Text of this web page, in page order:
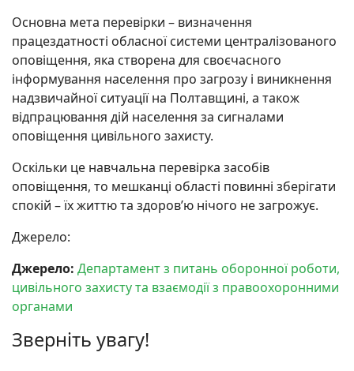
Основна мета перевірки – визначення
працездатності обласної системи централізованого
оповіщення, яка створена для своєчасного
інформування населення про загрозу і виникнення
надзвичайної ситуації на Полтавщині, а також
відпрацювання дій населення за сигналами
оповіщення цивільного захисту.
Оскільки це навчальна перевірка засобів
оповіщення, то мешканці області повинні зберігати
спокій – їх життю та здоров’ю нічого не загрожує.
Джерело:
Джерело: Департамент з питань оборонної роботи,
цивільного захисту та взаємодії з правоохоронними
органами
Зверніть увагу!